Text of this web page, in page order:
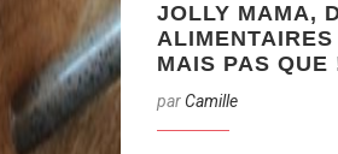
JOLLY MAMA,
MAIS PAS QUE
parCamille